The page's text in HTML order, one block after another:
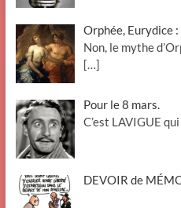
Orphée, Eurydice
Non, le mythe
[…]
Pour le 8 mars.
C’est LAVIGUE
DEVOIR de